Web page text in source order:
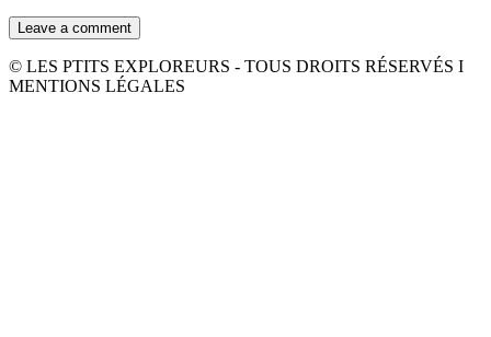
© LES PTITS EXPLOREURS - TOUS DROITS RÉSERVÉS I
MENTIONS LÉGALES